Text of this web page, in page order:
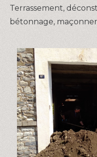
Terrassement,
bétonnage,